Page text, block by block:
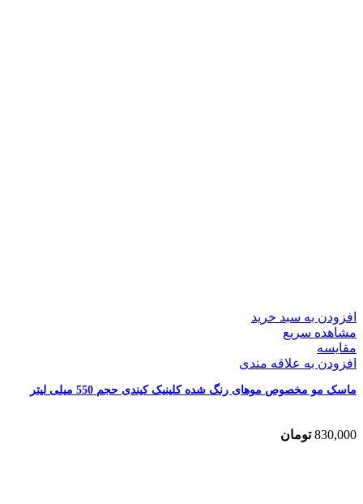
افزودن به سبد خرید
مشاهده سریع
مقایسه
افزودن به علاقه مندی
ماسک مو مخصوص موهای رنگ شده کلینیک کیندی حجم 550 میلی لیتر
830,000 تومان